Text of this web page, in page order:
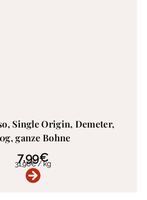
Single Origin, Demeter,
ganze Bohne
7,99€
31,96€/kg